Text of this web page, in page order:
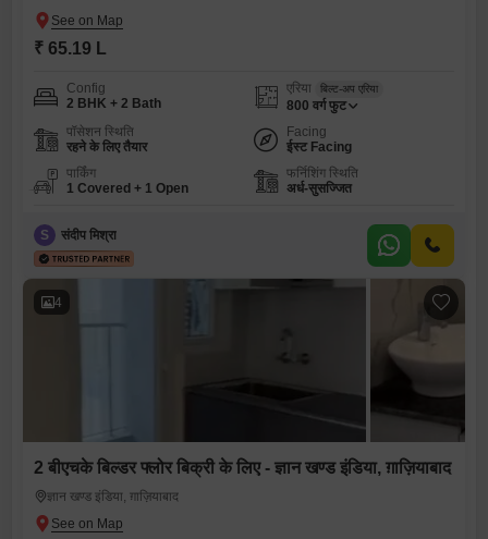
₹ 65.19 L
Config
2 BHK + 2 Bath
एरिया बिल्ट-अप एरिया
800 वर्ग फुट
पॉसेशन स्थिति
रहने के लिए तैयार
Facing
ईस्ट Facing
पार्किंग
1 Covered + 1 Open
फर्निशिंग स्थिति
अर्ध-सुसज्जित
S संदीप मिश्रा
4
2 बीएचके बिल्डर फ्लोर बिक्री के लिए - ज्ञान खण्ड इंडिया, ग़ाज़ियाबाद
ज्ञान खण्ड इंडिया, ग़ाज़ियाबाद